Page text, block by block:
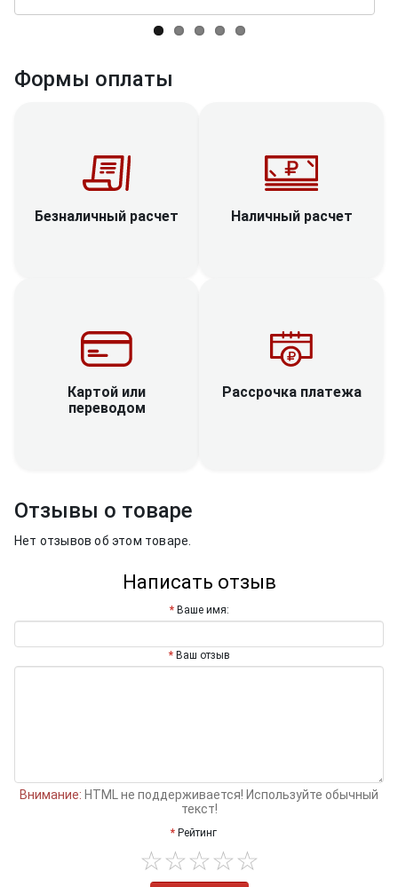
Формы оплаты
Безналичный расчет Наличный расчет
Картой или
переводом
Рассрочка платежа
Отзывы о товаре
Нет отзывов об этом товаре.
Написать отзыв
Ваше имя:
Ваш отзыв
Внимание: HTML не поддерживается! Используйте обычный
текст!
Рейтинг